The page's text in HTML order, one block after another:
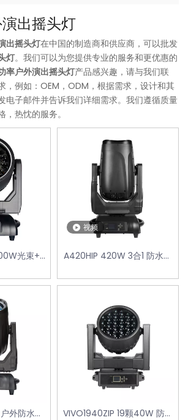
出摇头灯
出摇头灯在中国的制造商和供应商，可以批发
灯。我们可以为您提供专业的服务和更优惠的
率户外演出摇头灯产品感兴趣，请与我们联
，例如：OEM，ODM，根据需求，设计和其
电子邮件并告诉我们详细需求。我们遵循质量
，热忱的服务。
光束+12
视频
A420HIP 420W 3合1 防水摇
外防水光
VIVO1940ZIP 19颗40W 防水